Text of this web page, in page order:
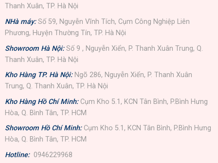
Thanh Xuân, TP. Hà Nội
NHà máy: Số 59, Nguyễn Vĩnh Tích, Cụm Công Nghiệp Liên
Phương, Huyện Thường Tín, TP. Hà Nội
Showroom Hà Nội: Số 9 , Nguyễn Xiển, P. Thanh Xuân Trung, Q.
Thanh Xuân, TP. Hà Nội
Kho Hàng TP. Hà Nội: Ngõ 286, Nguyễn Xiển, P. Thanh Xuân
Trung, Q. Thanh Xuân, TP. Hà Nội
Kho Hàng Hồ Chí Minh: Cụm Kho 5.1, KCN Tân Bình, P.Bình Hưng
Hòa, Q. Bình Tân, TP. HCM
Showroom Hồ Chí Minh: Cụm Kho 5.1, KCN Tân Bình, P.Bình Hưng
Hòa, Q. Bình Tân, TP. HCM
Hotline: 0946229968